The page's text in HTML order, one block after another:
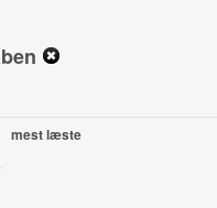
mest læste